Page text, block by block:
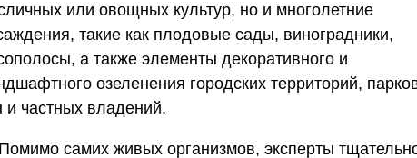
или овощных культур, но и многолетние
такие как плодовые сады, виноградники,
а также элементы декоративного и
озеленения городских территорий,
и частных владений.
самих живых организмов, эксперты